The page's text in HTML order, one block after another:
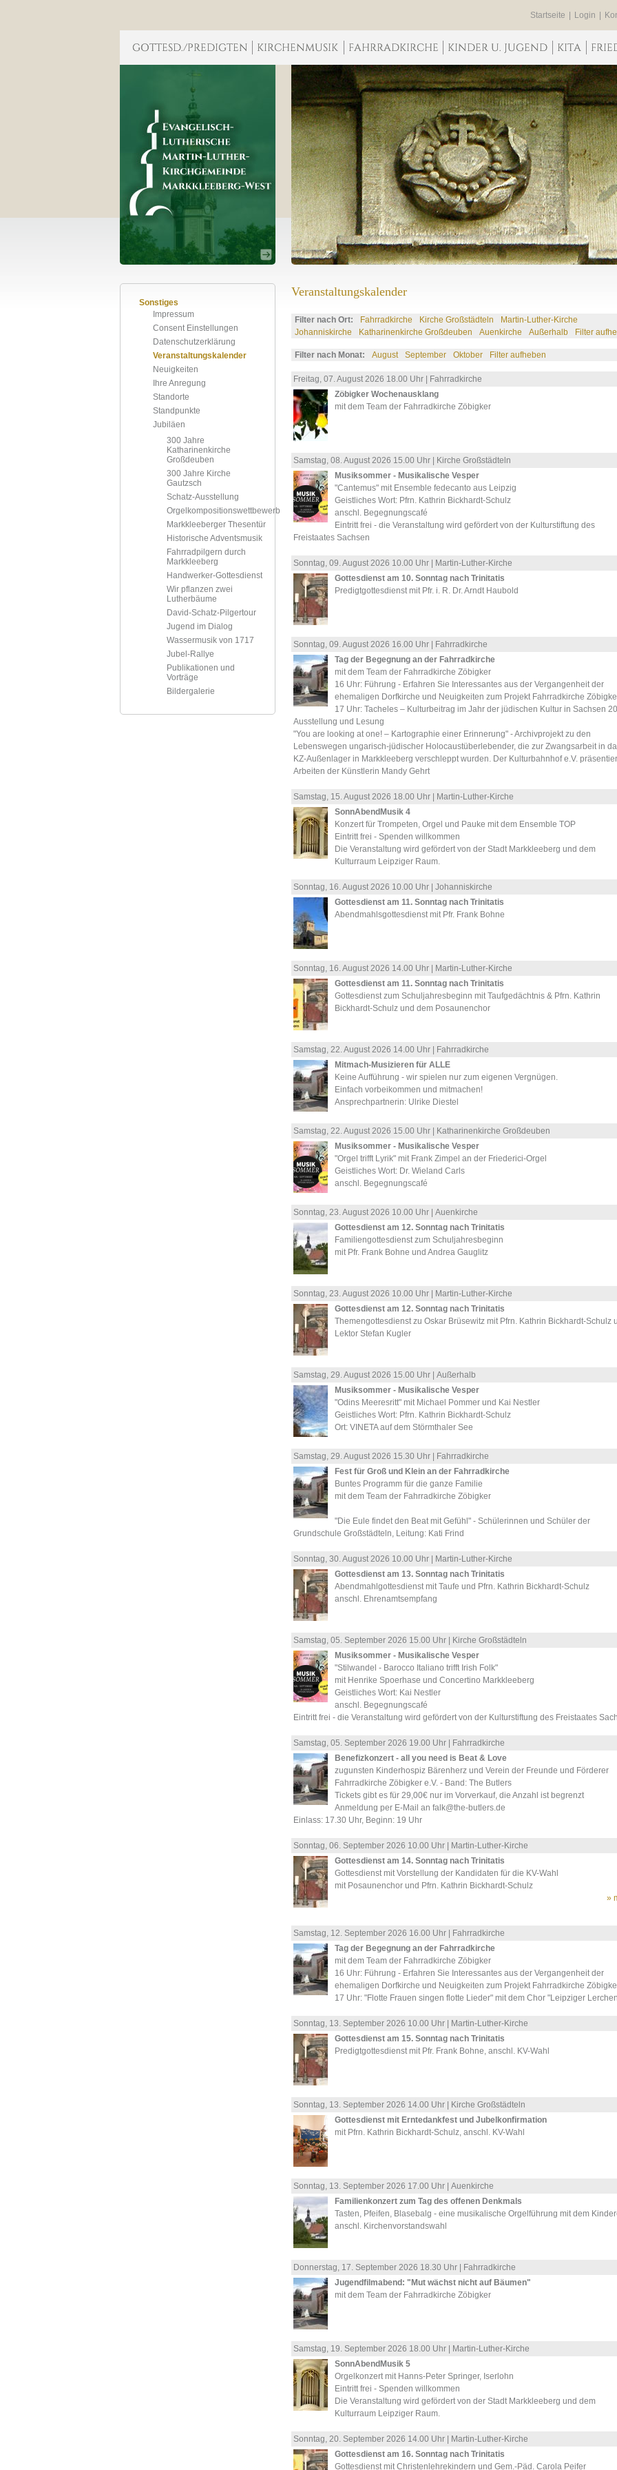
Startseite Login
Sonstiges
Impressum
Consent Einstellungen
Datenschutzerklärung
Veranstaltungskalender
Neuigkeiten
Ihre Anregung
Standorte
Standpunkte
Jubiläen
300 Jahre
Katharinenkirche
Großdeuben
300 Jahre Kirche
Gautzsch
Schatz-Ausstellung
Orgelkompositionswettbewerb
Markkleeberger Thesentür
Historische Adventsmusik
Fahrradpilgern durch
Markkleeberg
Handwerker-Gottesdienst
Wir pflanzen zwei
Lutherbäume
David-Schatz-Pilgertour
Jugend im Dialog
Wassermusik von 1717
Jubel-Rallye
Publikationen und
Vorträge
Bildergalerie
Veranstaltungskalender
Filter nach Ort: Fahrradkirche Kirche Großstädteln
Martin-Luther-Kirche
Johanniskirche
Katharinenkirche Großdeuben Auenkirche Außerhalb Filter
Filter nach Monat: August September Oktober Filter aufheben
Freitag, 07.August2026 18.00 Uhr |
Fahrradkirche
Zöbigker Wochenausklang
mit dem Team der Fahrradkirche Zöbigker
Samstag, 08.August2026 15.00 Uhr |
Kirche Großstädteln
Musiksommer - Musikalische Vesper
"Cantemus" mit Ensemble fedecanto aus Leipzig
Geistliches Wort: Pfrn. Kathrin Bickhardt-Schulz
anschl. Begegnungscafé
Eintritt frei - die Veranstaltung wird gefördert von der Kulturstiftung des
Freistaates Sachsen
Sonntag, 09.August2026 10.00 Uhr |
Martin-Luther-Kirche
Gottesdienst am 10. Sonntag nach Trinitatis
Predigtgottesdienst mit Pfr. i. R. Dr. Arndt Haubold
Sonntag, 09.August2026 16.00 Uhr |
Fahrradkirche
Tag der Begegnung an der Fahrradkirche
mit dem Team der Fahrradkirche Zöbigker
16 Uhr: Führung - Erfahren Sie Interessantes aus der Vergangenheit der
ehemaligen Dorfkirche und Neuigkeiten zum Projekt Fahrradkirche
17 Uhr: Tacheles – Kulturbeitrag im Jahr der jüdischen Kultur in Sachsen
Ausstellung und Lesung
"You are looking at one! – Kartographie einer Erinnerung" - Archivprojekt zu den
Lebenswegen ungarisch-jüdischer Holocaustüberlebender, die zur Zwangsarbeit in
KZ-Außenlager in Markkleeberg verschleppt wurden. Der Kulturbahnhof e.V.
Arbeiten der Künstlerin Mandy Gehrt
Samstag, 15.August2026 18.00 Uhr |
Martin-Luther-Kirche
SonnAbendMusik 4
Konzert für Trompeten, Orgel und Pauke mit dem Ensemble TOP
Eintritt frei - Spenden willkommen
Die Veranstaltung wird gefördert von der Stadt Markkleeberg und dem
Kulturraum Leipziger Raum.
Sonntag, 16.August2026 10.00 Uhr | Johanniskirche
Gottesdienst am 11. Sonntag nach Trinitatis
Abendmahlsgottesdienst mit Pfr. Frank Bohne
Sonntag, 16.August2026 14.00 Uhr |
Martin-Luther-Kirche
Gottesdienst am 11. Sonntag nach Trinitatis
Gottesdienst zum Schuljahresbeginn mit Taufgedächtnis & Pfrn. Kathrin
Bickhardt-Schulz und dem Posaunenchor
Samstag, 22.August2026 14.00 Uhr |
Fahrradkirche
Mitmach-Musizieren für ALLE
Keine Aufführung - wir spielen nur zum eigenen Vergnügen.
Einfach vorbeikommen und mitmachen!
Ansprechpartnerin: Ulrike Diestel
Samstag, 22.August2026 15.00 Uhr |
Katharinenkirche Großdeuben
Musiksommer - Musikalische Vesper
"Orgel trifft Lyrik" mit Frank Zimpel an der Friederici-Orgel
Geistliches Wort: Dr. Wieland Carls
anschl. Begegnungscafé
Sonntag, 23.August2026 10.00 Uhr | Auenkirche
Gottesdienst am 12. Sonntag nach Trinitatis
Familiengottesdienst zum Schuljahresbeginn
mit Pfr. Frank Bohne und Andrea Gauglitz
Sonntag, 23.August2026 10.00 Uhr |
Martin-Luther-Kirche
Gottesdienst am 12. Sonntag nach Trinitatis
Themengottesdienst zu Oskar Brüsewitz mit Pfrn. Kathrin Bickhardt-Schulz
Lektor Stefan Kugler
Samstag, 29.August2026 15.00 Uhr | Außerhalb
Musiksommer - Musikalische Vesper
"Odins Meeresritt" mit Michael Pommer und Kai Nestler
Geistliches Wort: Pfrn. Kathrin Bickhardt-Schulz
Ort: VINETA auf dem Störmthaler See
Samstag, 29.August2026 15.30 Uhr |
Fahrradkirche
Fest für Groß und Klein an der Fahrradkirche
Buntes Programm für die ganze Familie
mit dem Team der Fahrradkirche Zöbigker
"Die Eule findet den Beat mit Gefühl" - Schülerinnen und Schüler der
Grundschule Großstädteln, Leitung: Kati Frind
Sonntag, 30.August2026 10.00 Uhr |
Martin-Luther-Kirche
Gottesdienst am 13. Sonntag nach Trinitatis
Abendmahlgottesdienst mit Taufe und Pfrn. Kathrin Bickhardt-Schulz
anschl. Ehrenamtsempfang
Samstag, 05. September2026 15.00 Uhr |
Kirche Großstädteln
Musiksommer - Musikalische Vesper
"Stilwandel - Barocco Italiano trifft Irish Folk"
mit Henrike Spoerhase und Concertino Markkleeberg
Geistliches Wort: Kai Nestler
anschl. Begegnungscafé
Eintritt frei - die Veranstaltung wird gefördert von der Kulturstiftung des Freistaates
Samstag, 05. September2026 19.00 Uhr |
Fahrradkirche
Benefizkonzert - all you need is Beat & Love
zugunsten Kinderhospiz Bärenherz und Verein der Freunde und Förderer
Fahrradkirche Zöbigker e.V. - Band: The Butlers
Tickets gibt es für 29,00€ nur im Vorverkauf, die Anzahl ist begrenzt
Anmeldung per E-Mail an falk@the-butlers.de
Einlass: 17.30 Uhr, Beginn: 19 Uhr
Sonntag, 06. September2026 10.00 Uhr |
Martin-Luther-Kirche
Gottesdienst am 14. Sonntag nach Trinitatis
Gottesdienst mit Vorstellung der Kandidaten für die KV-Wahl
mit Posaunenchor und Pfrn. Kathrin Bickhardt-Schulz
»
Samstag, 12. September2026 16.00 Uhr |
Fahrradkirche
Tag der Begegnung an der Fahrradkirche
mit dem Team der Fahrradkirche Zöbigker
16 Uhr: Führung - Erfahren Sie Interessantes aus der Vergangenheit der
ehemaligen Dorfkirche und Neuigkeiten zum Projekt Fahrradkirche
17 Uhr: "Flotte Frauen singen flotte Lieder" mit dem Chor "Leipziger
Sonntag, 13. September2026 10.00 Uhr |
Martin-Luther-Kirche
Gottesdienst am 15. Sonntag nach Trinitatis
Predigtgottesdienst mit Pfr. Frank Bohne, anschl. KV-Wahl
Sonntag, 13. September2026 14.00 Uhr |
Kirche Großstädteln
Gottesdienst mit Erntedankfest und Jubelkonfirmation
mit Pfrn. Kathrin Bickhardt-Schulz, anschl. KV-Wahl
Sonntag, 13. September2026 17.00 Uhr | Auenkirche
Familienkonzert zum Tag des offenen Denkmals
Tasten, Pfeifen, Blasebalg - eine musikalische Orgelführung mit dem
anschl. Kirchenvorstandswahl
Donnerstag, 17. September2026 18.30 Uhr |
Fahrradkirche
Jugendfilmabend: "Mut wächst nicht auf Bäumen"
mit dem Team der Fahrradkirche Zöbigker
Samstag, 19. September2026 18.00 Uhr |
Martin-Luther-Kirche
SonnAbendMusik 5
Orgelkonzert mit Hanns-Peter Springer, Iserlohn
Eintritt frei - Spenden willkommen
Die Veranstaltung wird gefördert von der Stadt Markkleeberg und dem
Kulturraum Leipziger Raum.
Sonntag, 20. September2026 14.00 Uhr |
Martin-Luther-Kirche
Gottesdienst am 16. Sonntag nach Trinitatis
Gottesdienst mit Christenlehrekindern und Gem.-Päd. Carola Peifer